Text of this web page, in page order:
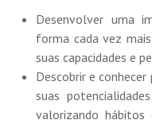
Desenvolver uma
forma cada vez
suas capacidades e
Descobrir e
suas
valorizando hábitos